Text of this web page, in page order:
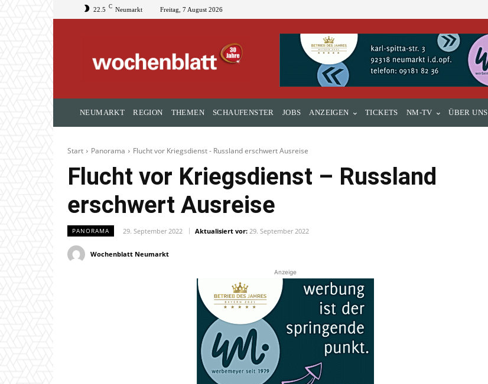
22.5 C Neumarkt Freitag, 7 August 2026
NEUMARKT REGION THEMEN SCHAUFENSTER JOBS ANZEIGEN TICKETS NM-TV ÜBER UNS
Start Panorama Flucht vor Kriegsdienst - Russland erschwert Ausreise
Flucht vor Kriegsdienst – Russland
erschwert Ausreise
PANORAMA 29. September 2022 Aktualisiert vor: 29. September 2022
Wochenblatt Neumarkt
Anzeige